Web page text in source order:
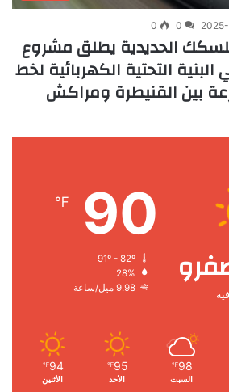
0
0
الحديدية يطلق مشروع
التحتية الكهربائية لخط
بين القنيطرة ومراكش
90
℉
28%
9.98 ميل/ساعة
98
℉
السبت
95
℉
الأحد
94
℉
الأثنين